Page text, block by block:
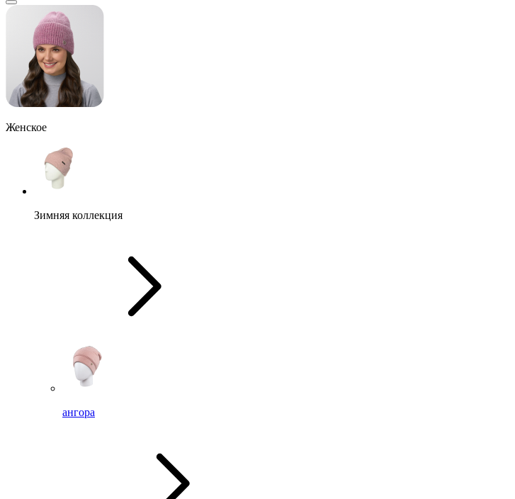
Женское
Зимняя коллекция
ангора